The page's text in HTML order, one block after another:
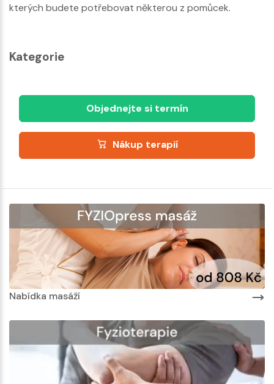
kterých budete potřebovat některou z pomůcek.
Kategorie
Objednejte si termín
Nákup terapií
Nabídka masáží